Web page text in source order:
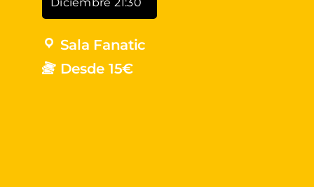
Sala Fanatic
Desde 15€